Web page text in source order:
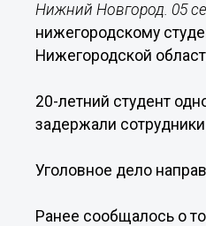
Нижний Новгород. 05
нижегородскому
Нижегородской
20-летний студент
задержали
Уголовное дело
Ранее сообщалось о